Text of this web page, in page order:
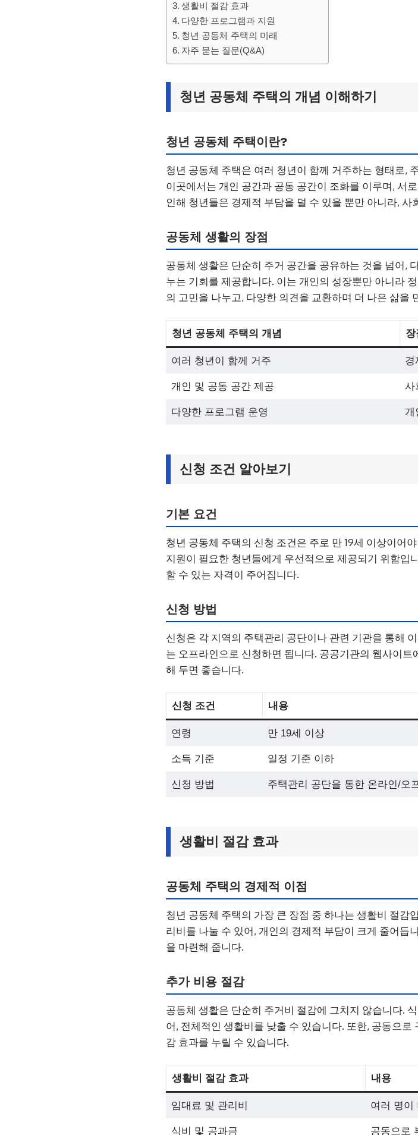
생활비 절감 효과
다양한 프로그램과 지원
청년 공동체 주택의 미래
자주 묻는 질문(Q&A)
청년 공동체 주택의 개념 이해하기
청년 공동체 주택이란?
청년 공동체 주택은 여러 청년이 함께 거주하는 형태로,
이곳에서는 개인 공간과 공동 공간이 조화를 이루며, 서
인해 청년들은 경제적 부담을 덜 수 있을 뿐만 아니라,
공동체 생활의 장점
공동체 생활은 단순히 주거 공간을 공유하는 것을 넘어,
누는 기회를 제공합니다. 이는 개인의 성장뿐만 아니라
의 고민을 나누고, 다양한 의견을 교환하며 더 나은 삶을
청년 공동체 주택의 개념 장
여러 청년이 함께 거주 경
개인 및 공동 공간 제공 사
다양한 프로그램 운영 개
신청 조건 알아보기
기본 요건
청년 공동체 주택의 신청 조건은 주로 만 19세 이상이어
지원이 필요한 청년들에게 우선적으로 제공되기 위함입
할 수 있는 자격이 주어집니다.
신청 방법
신청은 각 지역의 주택관리 공단이나 관련 기관을 통해
는 오프라인으로 신청하면 됩니다. 공공기관의 웹사이
해 두면 좋습니다.
신청 조건 내용
연령 만 19세 이상
소득 기준 일정 기준 이하
신청 방법 주택관리 공단을 통한 온라인/오
생활비 절감 효과
공동체 주택의 경제적 이점
청년 공동체 주택의 가장 큰 장점 중 하나는 생활비 절감
리비를 나눌 수 있어, 개인의 경제적 부담이 크게 줄어듭
을 마련해 줍니다.
추가 비용 절감
공동체 생활은 단순히 주거비 절감에 그치지 않습니다.
어, 전체적인 생활비를 낮출 수 있습니다. 또한, 공동으
감 효과를 누릴 수 있습니다.
생활비 절감 효과 내용
임대료 및 관리비 여러 명이
식비 및 공과금 공동으로